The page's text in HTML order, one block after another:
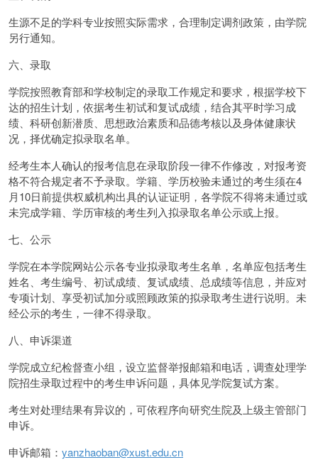
生源不足的学科专业按照实际需求，合理制定调剂政策，由学院
另行通知。
六、录取
学院按照教育部和学校制定的录取工作规定和要求，根据学校下
达的招生计划，依据考生初试和复试成绩，结合其平时学习成
绩、科研创新潜质、思想政治素质和品德考核以及身体健康状
况，择优确定拟录取名单。
经考生本人确认的报考信息在录取阶段一律不作修改，对报考资
格不符合规定者不予录取。学籍、学历校验未通过的考生须在4
月10日前提供权威机构出具的认证证明，各学院不得将未通过或
未完成学籍、学历审核的考生列入拟录取名单公示或上报。
七、公示
学院在本学院网站公示各专业拟录取考生名单，名单应包括考生
姓名、考生编号、初试成绩、复试成绩、总成绩等信息，并应对
专项计划、享受初试加分或照顾政策的拟录取考生进行说明。未
经公示的考生，一律不得录取。
八、申诉渠道
学院成立纪检督查小组，设立监督举报邮箱和电话，调查处理学
院招生录取过程中的考生申诉问题，具体见学院复试方案。
考生对处理结果有异议的，可依程序向研究生院及上级主管部门
申诉。
申诉邮箱： yanzhaoban@xust.edu.cn